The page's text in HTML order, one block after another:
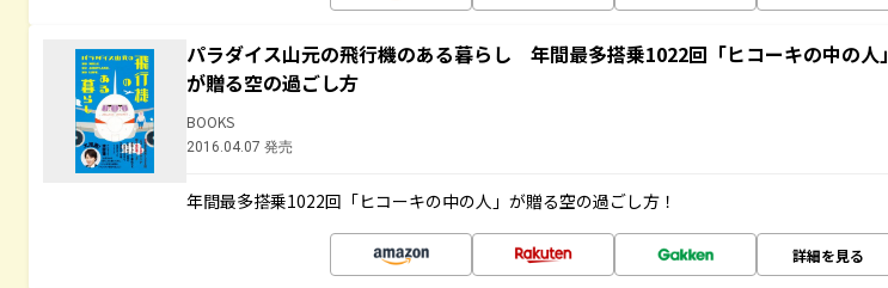
パラダイス山元の飛行機のある暮らし 年間最多搭乗1022回「ヒコーキの中の人」
が贈る空の過ごし方
BOOKS
2016.04.07 発売
年間最多搭乗1022回「ヒコーキの中の人」が贈る空の過ごし方！
詳細を見る